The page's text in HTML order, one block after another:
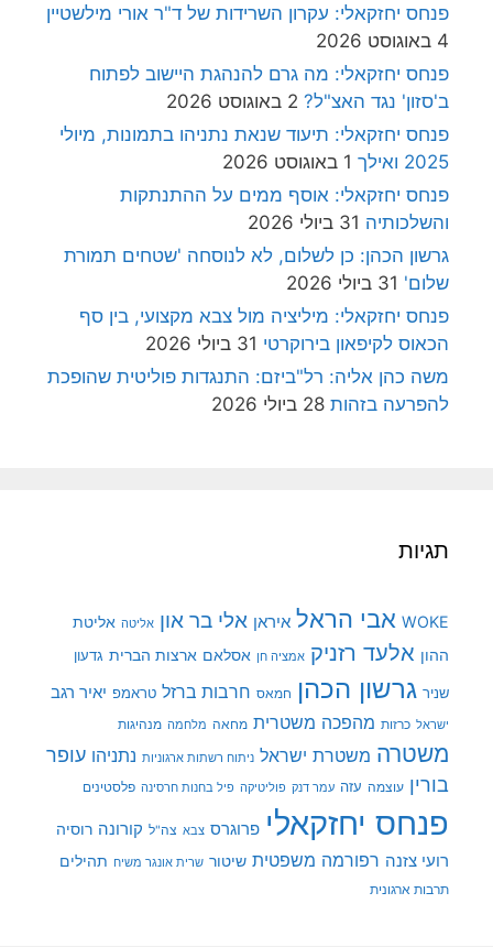
פנחס יחזקאלי: עקרון השרידות של ד"ר אורי מילשטיין
4 באוגוסט 2026
פנחס יחזקאלי: מה גרם להנהגת היישוב לפתוח
ב'סזון' נגד האצ"ל? 2 באוגוסט 2026
פנחס יחזקאלי: תיעוד שנאת נתניהו בתמונות, מיולי
2025 ואילך
1 באוגוסט 2026
פנחס יחזקאלי: אוסף ממים על ההתנתקות
והשלכותיה 31 ביולי 2026
גרשון הכהן: כן לשלום, לא לנוסחה 'שטחים תמורת
שלום' 31 ביולי 2026
פנחס יחזקאלי: מיליציה מול צבא מקצועי, בין סף
הכאוס לקיפאון בירוקרטי 31 ביולי 2026
משה כהן אליה: רל"ביזם: התנגדות פוליטית שהופכת
להפרעה בזהות 28 ביולי 2026
תגיות
WOKE אבי הראל איראן אלי בר און אליטה אליטת
ההון אלעד רזניק אמציה חן אסלאם ארצות הברית גדעון
שניר גרשון הכהן חמאס חרבות ברזל טראמפ יאיר רגב
ישראל כרזות מהפכה משטרית מחאה מלחמה מנהיגות
משטרה משטרת ישראל ניתוח רשתות ארגוניות נתניהו עופר
בורין עוצמה עזה עמר דנק פוליטיקה פיל בחנות חרסינה פלסטינים
פנחס יחזקאלי פרוגרס צבא צה"ל קורונה רוסיה
רועי צזנה רפורמה משפטית שיטור שרית אונגר משיח תהילים
תרבות ארגונית